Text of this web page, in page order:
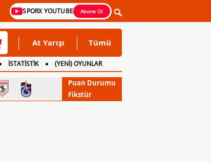
SPORX YOUTUBE Abone Ol
At Yarışı Tümü
İSTATİSTİK
(YENİ) OYUNLAR
Puan Durumu
Fikstür